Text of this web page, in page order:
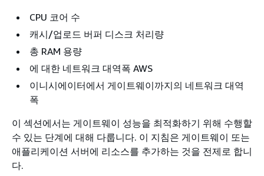
CPU 코어 수
캐시/업로드 버퍼 디스크 처리량
총 RAM 용량
에 대한 네트워크 대역폭 AWS
이니시에이터에서 게이트웨이까지의 네트워크 대역
폭
이 섹션에서는 게이트웨이 성능을 최적화하기 위해 수행할
수 있는 단계에 대해 다룹니다. 이 지침은 게이트웨이 또는
애플리케이션 서버에 리소스를 추가하는 것을 전제로 합니
다.